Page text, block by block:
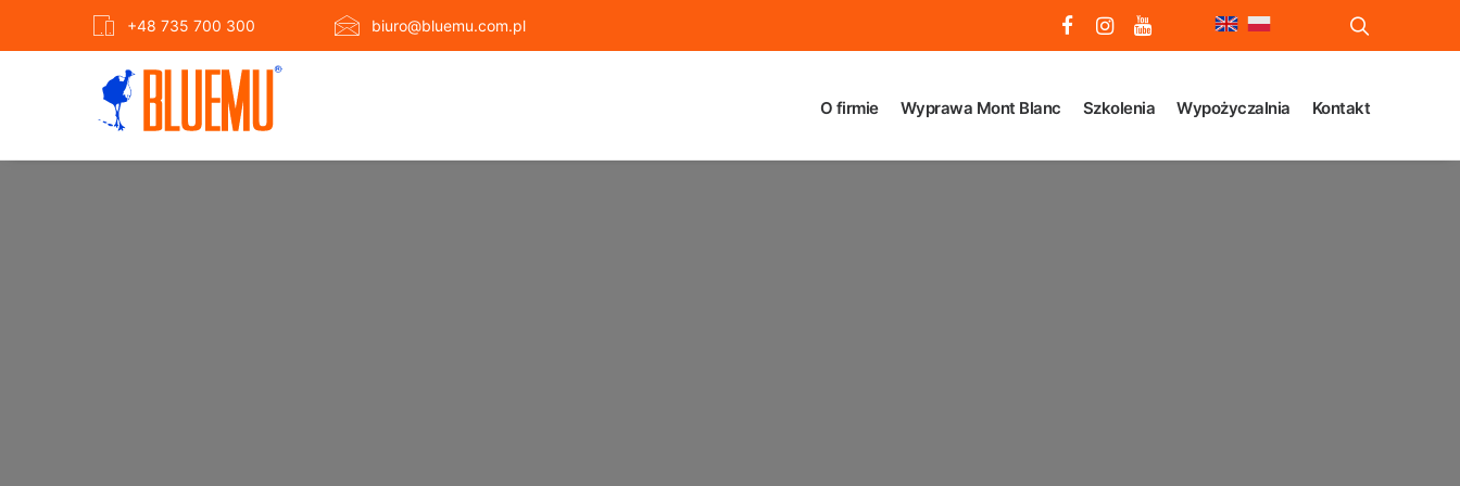
+48 735 700 300 biuro@bluemu.com.pl
O firmie Wyprawa Mont Blanc Szkolenia Wypożyczalnia Kontakt